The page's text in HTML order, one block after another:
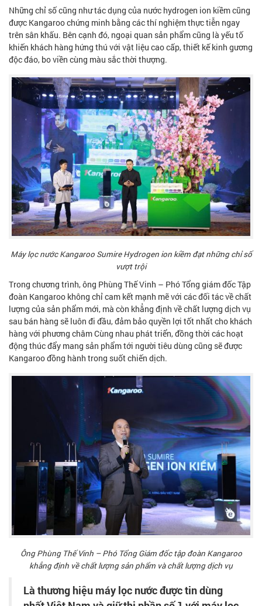
Những chỉ số cũng như tác dụng của nước hydrogen ion kiềm cũng
được Kangaroo chứng minh bằng các thí nghiệm thực tiễn ngay
trên sân khấu. Bên cạnh đó, ngoại quan sản phẩm cũng là yếu tố
khiến khách hàng hứng thú với vật liệu cao cấp, thiết kế kinh gương
độc đáo, bo viền cùng màu sắc thời thượng.
Máy lọc nước Kangaroo Sumire Hydrogen ion kiềm đạt những chỉ số
vượt trội
Trong chương trình, ông Phùng Thế Vinh – Phó Tổng giám đốc Tập
đoàn Kangaroo không chỉ cam kết mạnh mẽ với các đối tác về chất
lượng của sản phẩm mới, mà còn khẳng định về chất lượng dịch vụ
sau bán hàng sẽ luôn đi đầu, đảm bảo quyền lợi tốt nhất cho khách
hàng với phương châm Cùng nhau phát triển, đồng thời các hoạt
động thúc đẩy mang sản phẩm tới người tiêu dùng cũng sẽ được
Kangaroo đồng hành trong suốt chiến dịch.
Ông Phùng Thế Vinh – Phó Tổng Giám đốc tập đoàn Kangaroo
khẳng định về chất lượng sản phẩm và chất lượng dịch vụ
Là thương hiệu máy lọc nước được tin dùng